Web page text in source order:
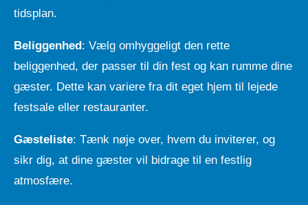
tidsplan.
Beliggenhed: Vælg omhyggeligt den rette
beliggenhed, der passer til din fest og kan rumme dine
gæster. Dette kan variere fra dit eget hjem til lejede
festsale eller restauranter.
Gæsteliste: Tænk nøje over, hvem du inviterer, og
sikr dig, at dine gæster vil bidrage til en festlig
atmosfære.